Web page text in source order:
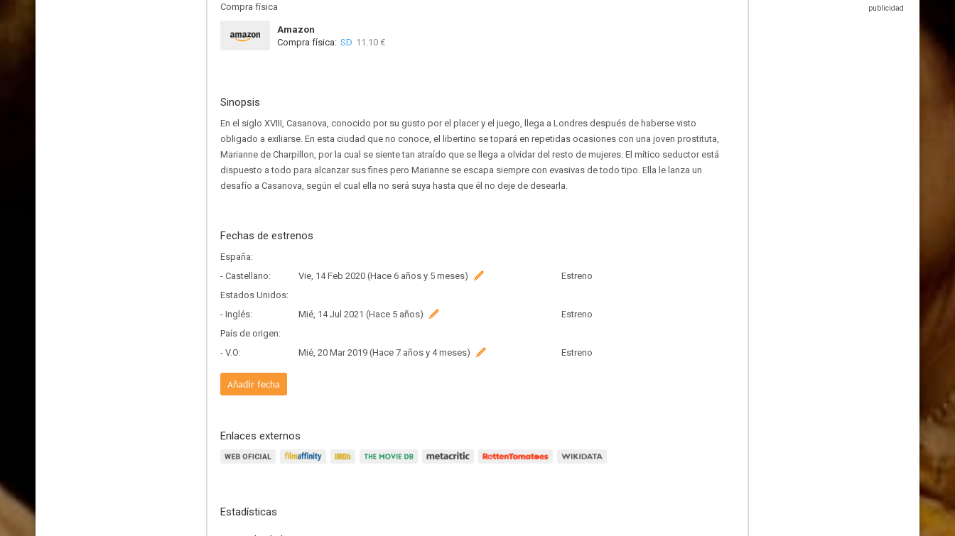
Compra física
Amazon
Compra física: SD 11.10 €
Sinopsis
En el siglo XVIII, Casanova, conocido por su gusto por el placer y el juego, llega a Londres después de haberse visto
obligado a exiliarse. En esta ciudad que no conoce, el libertino se topará en repetidas ocasiones con una joven prostituta,
Marianne de Charpillon, por la cual se siente tan atraído que se llega a olvidar del resto de mujeres. El mítico seductor está
dispuesto a todo para alcanzar sus fines pero Marianne se escapa siempre con evasivas de todo tipo. Ella le lanza un
desafío a Casanova, según el cual ella no será suya hasta que él no deje de desearla.
Fechas de estrenos
España:
- Castellano:
Vie, 14 Feb 2020 (Hace 6 años y 5 meses)
Estreno
Estados Unidos:
- Inglés:
Mié, 14 Jul 2021 (Hace 5 años)
Estreno
País de origen:
- V.O:
Mié, 20 Mar 2019 (Hace 7 años y 4 meses) Estreno
Añadir fecha
Enlaces externos
Estadísticas